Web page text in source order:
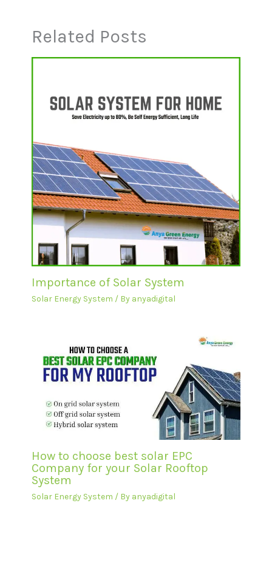
Related Posts
Importance of Solar System
Solar Energy System / By anyadigital
How to choose best solar EPC
Company for your Solar Rooftop
System
Solar Energy System / By anyadigital